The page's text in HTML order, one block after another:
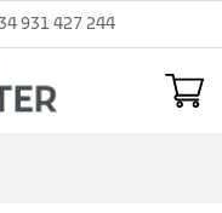
931 427 244